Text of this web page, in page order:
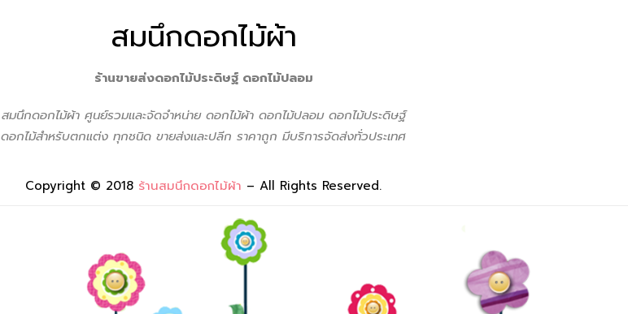
สมนึกดอกไม้ผ้า
ร้านขายส่งดอกไม้ประดิษฐ์ ดอกไม้ปลอม
สมนึกดอกไม้ผ้า ศูนย์รวมเเละจัดจำหน่าย ดอกไม้ผ้า ดอกไม้ปลอม ดอกไม้ประดิษฐ์
ดอกไม้สำหรับตกแต่ง ทุกชนิด ขายส่งเเละปลีก ราคาถูก มีบริการจัดส่งทั่วประเทศ
Copyright © 2018 ร้านสมนึกดอกไม้ผ้า – All Rights Reserved.